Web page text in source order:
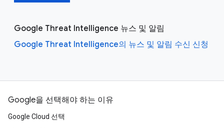
Google Threat Intelligence 뉴스 및 알림
Google Threat Intelligence의 뉴스 및 알림 수신 신청
Google을 선택해야 하는 이유
Google Cloud 선택